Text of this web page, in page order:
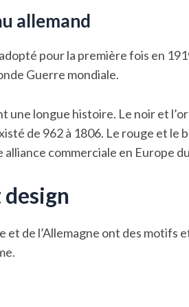
allemand
pour la première fois en
Guerre mondiale.
une longue histoire. Le noir et
de 962 à 1806. Le rouge et le
commerciale en Europe
et de l’Allemagne ont des